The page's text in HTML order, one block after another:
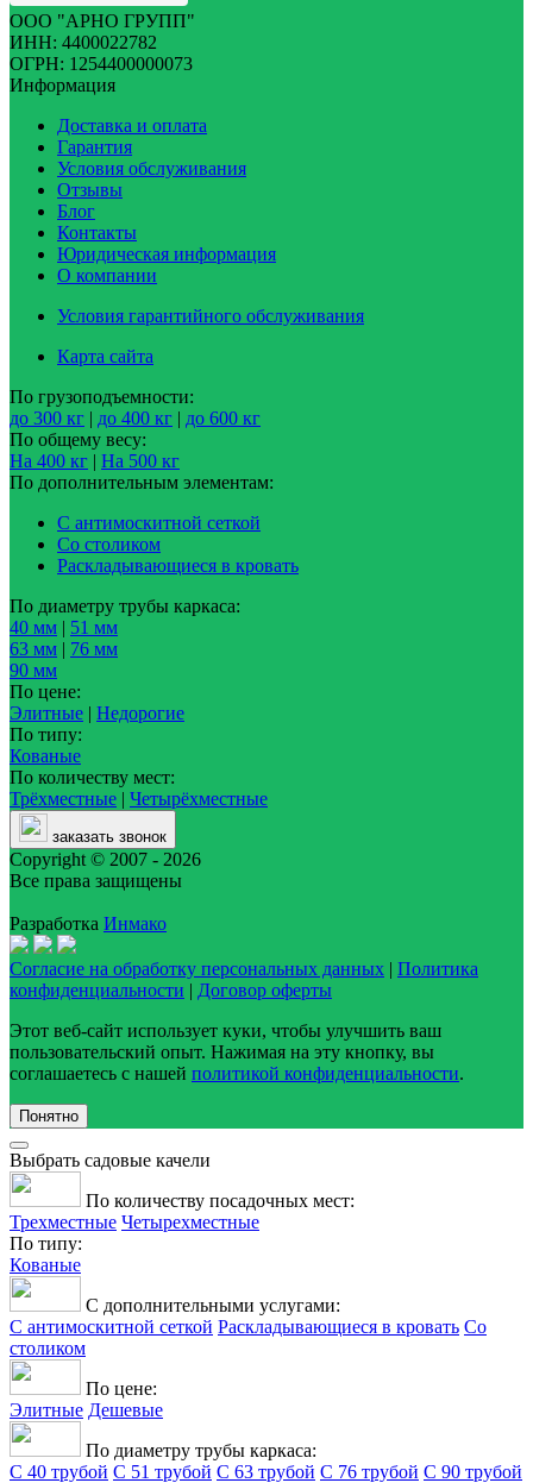
ООО "АРНО ГРУПП"
ИНН: 4400022782
ОГРН: 1254400000073
Информация
Доставка и оплата
Гарантия
Условия обслуживания
Отзывы
Блог
Контакты
Юридическая информация
О компании
Условия гарантийного обслуживания
Карта сайта
По грузоподъемности:
до 300 кг
до 400 кг
до 600 кг
По общему весу:
На 400 кг
На 500 кг
По дополнительным элементам:
С антимоскитной сеткой
Со столиком
Раскладывающиеся в кровать
По диаметру трубы каркаса:
40 мм
51 мм
63 мм
76 мм
90 мм
По цене:
Элитные
Недорогие
По типу:
Кованые
По количеству мест:
Трёхместные
Четырёхместные
заказать звонок
Copyright © 2007 - 2026
Все права защищены
Разработка Инмако
Согласие на обработку персональных данных
Политика
конфиденциальности
Договор оферты
Этот веб-сайт использует куки, чтобы улучшить ваш
пользовательский опыт. Нажимая на эту кнопку, вы
соглашаетесь с нашей политикой конфиденциальности.
Понятно
Выбрать садовые качели
По количеству посадочных мест:
Трехместные Четырехместные
По типу:
Кованые
С дополнительными услугами:
С антимоскитной сеткой Раскладывающиеся в кровать Со
столиком
По цене:
Элитные Дешевые
По диаметру трубы каркаса:
С 40 трубой С 51 трубой С 63 трубой С 76 трубой С 90 трубой